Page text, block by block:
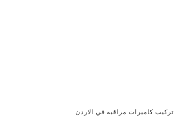
تركيب كاميرات مراقبة في الاردن